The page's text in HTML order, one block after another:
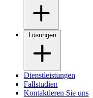
Dienstleistungen
Fallstudien
Kontaktieren Sie uns